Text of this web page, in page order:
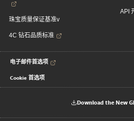
珠宝质量保证基准v
4C 钻石品质标准
API
电子邮件首选项
Cookie 首选项
Download the New